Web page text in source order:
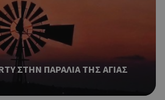
ΣΤΗΝ ΠΑΡΑΛΙΑ ΤΗΣ ΑΓΙΑΣ